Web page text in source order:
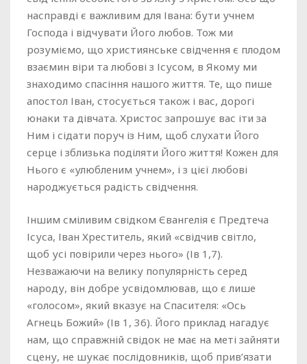
насправді є важливим для Івана: бути учнем
Господа і відчувати Його любов. Тож ми
розуміємо, що християнське свідчення є плодом
взаємин віри та любові з Ісусом, в Якому ми
знаходимо спасіння нашого життя. Те, що пише
апостол Іван, стосується також і вас, дорогі
юнаки та дівчата. Христос запрошує вас іти за
Ним і сідати поруч із Ним, щоб слухати Його
серце і зблизька поділяти Його життя! Кожен для
Нього є «улюбленим учнем», і з цієї любові
народжується радість свідчення.
Іншим сміливим свідком Євангелія є Предтеча
Ісуса, Іван Хреститель, який «свідчив світло,
щоб усі повірили через нього» (Ів 1,7).
Незважаючи на велику популярність серед
народу, він добре усвідомлював, що є лише
«голосом», який вказує на Спасителя: «Ось
Агнець Божий» (Ів 1, 36). Його приклад нагадує
нам, що справжній свідок не має на меті зайняти
сцену, не шукає послідовників, щоб прив’язати